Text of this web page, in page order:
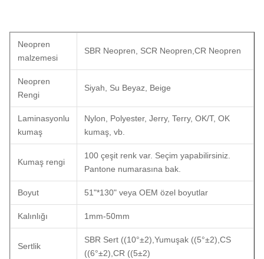
Neopren
malzemesi
SBR Neopren, SCR Neopren,CR Neopren
Neopren
Rengi
Siyah, Su Beyaz, Beige
Laminasyonlu
kumaş
Nylon, Polyester, Jerry, Terry, OK/T, OK
kumaş, vb.
Kumaş rengi
100 çeşit renk var. Seçim yapabilirsiniz.
Pantone numarasına bak.
Boyut 51"*130" veya OEM özel boyutlar
Kalınlığı 1mm-50mm
Sertlik
SBR Sert ((10°±2),Yumuşak ((5°±2),CS
((6°±2),CR ((5±2)